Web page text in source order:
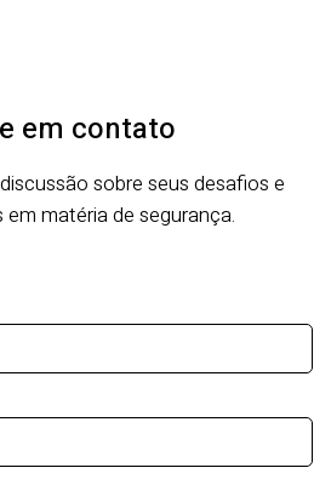
em contato
sobre seus desafios e
em matéria de segurança.